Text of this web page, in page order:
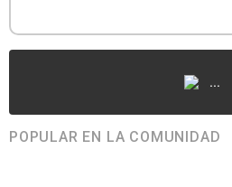
...
POPULAR EN LA COMUNIDAD